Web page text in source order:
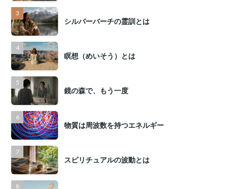
シルバーバーチの霊訓とは
瞑想（めいそう）とは
鏡の森で、もう一度
物質は周波数を持つエネルギー
スピリチュアルの波動とは